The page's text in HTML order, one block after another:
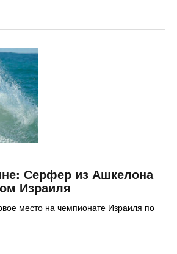
Серфер из Ашкелона
Израиля
место на чемпионате Израиля по